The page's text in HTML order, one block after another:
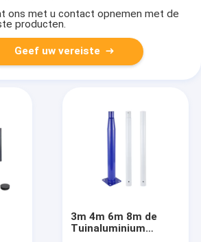
ons met u contact opnemen met de
producten.
Geef uw vereiste
3m 4m 6m 8m de
Tuinaluminium